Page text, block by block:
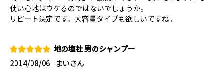
使い心地はウケるのではないでしょうか。
リピート決定です。大容量タイプも欲しいですね。
地の塩社 男のシャンプー
まいさん
2014/08/06